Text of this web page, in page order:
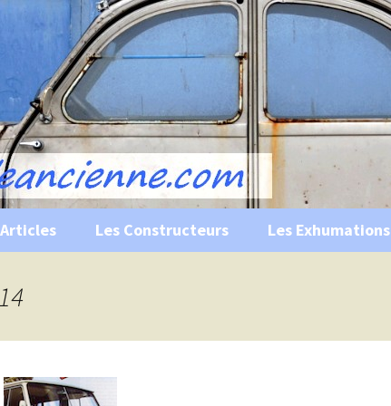
Ancienne
historiques …
Les Constructeurs Les Exhumations